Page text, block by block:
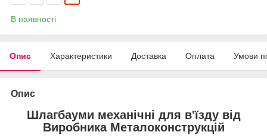
В наявності
Опис Характеристики Доставка Оплата Умови
Опис
Шлагбауми механічні для в'їзду від
Виробника Металоконструкцій